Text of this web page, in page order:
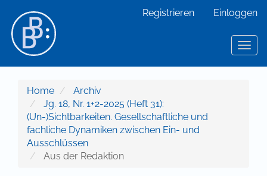
Hauptinhalt
Sidebar
Registrieren Einloggen
Home
Archiv
Jg. 18, Nr. 1+2-2025 (Heft 31):
(Un-)Sichtbarkeiten. Gesellschaftliche und
fachliche Dynamiken zwischen Ein- und
Ausschlüssen
Aus der Redaktion